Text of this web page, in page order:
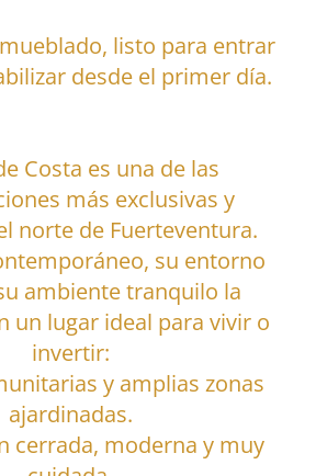
listo para entrar
desde el primer día.
Costa es una de las
más exclusivas y
norte de Fuerteventura.
su entorno
ambiente tranquilo la
un lugar ideal para vivir o
invertir:
y amplias zonas
ajardinadas.
cerrada, moderna y muy